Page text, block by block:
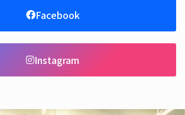
Facebook
Instagram